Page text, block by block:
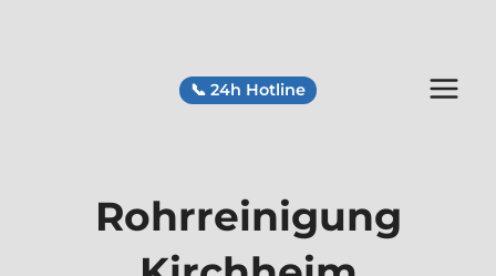
📞 24h Hotline
Rohrreinigung